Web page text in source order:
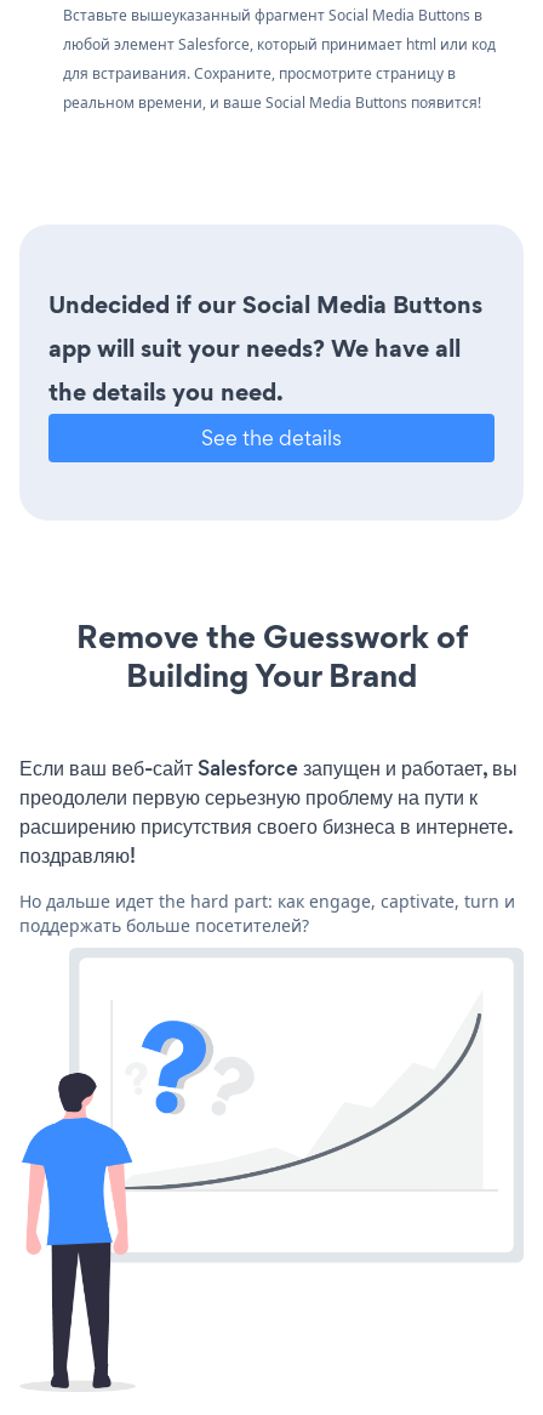
Вставьте вышеуказанный фрагмент Social Media Buttons в
любой элемент Salesforce, который принимает html или код
для встраивания. Сохраните, просмотрите страницу в
реальном времени, и ваше Social Media Buttons появится!
Undecided if our Social Media Buttons
app will suit your needs? We have all
the details you need.
See the details
Remove the Guesswork of
Building Your Brand
Если ваш веб-сайт Salesforce запущен и работает, вы
преодолели первую серьезную проблему на пути к
расширению присутствия своего бизнеса в интернете.
поздравляю!
Но дальше идет the hard part: как engage, captivate, turn и
поддержать больше посетителей?